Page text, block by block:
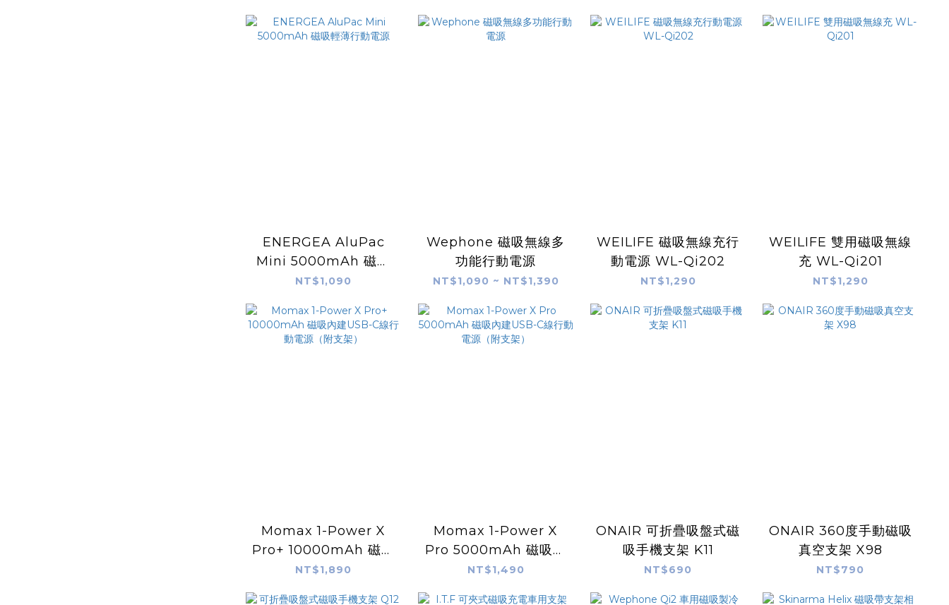
ENERGEA AluPac
Mini 5000mAh 磁吸
輕薄行動電源
NT$1,090
Wephone 磁吸無線多
功能行動電源
NT$1,090 ~ NT$1,390
WEILIFE 磁吸無線充行
動電源 WL-Qi202
NT$1,290
WEILIFE 雙用磁吸無線
充 WL-Qi201
NT$1,290
Momax 1-Power X
Pro+ 10000mAh 磁吸
內建USB-C線行動電源
NT$1,890
Momax 1-Power X
Pro 5000mAh 磁吸內
建USB-C線行動電源
NT$1,490
ONAIR 可折疊吸盤式磁
吸手機支架 K11
NT$690
ONAIR 360度手動磁吸
真空支架 X98
NT$790